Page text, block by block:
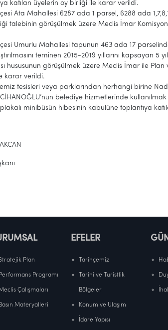
katılan üyelerin oy birliği ile karar verildi.
Ata Mahallesi 6287 ada 1 parsel, 6288 ada
talebinin görüşülmek üzere Meclis İmar
Umurlu Mahallesi tapunun 463 ada 17
teminen 2015-2019 yıllarını kapsayan
hususunun görüşülmek üzere Meclis İmar ile
karar verildi.
tesisleri veya parklarından herhangi birine
belediye hizmetlerinde
plakalı minibüsün hibesinin kabulüne toplantıya
Plan
Performans Programı
Çalışmaları
Basın Materyalleri
EFELER
Tarihçemiz
Tarihi ve Turistlik
Bölgeler
Konum ve Ulaşım
İdare Yapısı